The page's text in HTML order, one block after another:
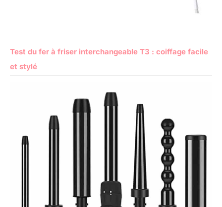
Test du fer à friser interchangeable T3 : coiffage facile
et stylé